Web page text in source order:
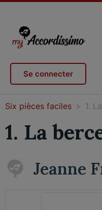
Se connecter
Six pièces faciles 1.
1. La
Jeanne